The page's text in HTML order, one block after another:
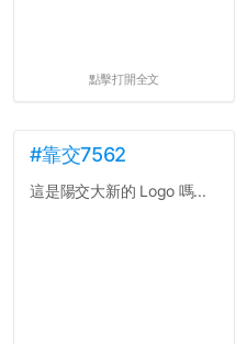
點擊打開全文
#靠交7562
這是陽交大新的 Logo 嗎...